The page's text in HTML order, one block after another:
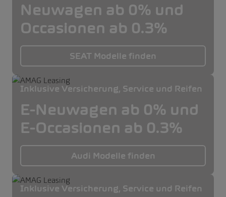
Neuwagen ab 0% und
Occasionen ab 0.3%
SEAT Modelle finden
Inklusive Versicherung, Service und Reifen
E-Neuwagen ab 0% und
E-Occasionen ab 0.3%
Audi Modelle finden
Inklusive Versicherung, Service und Reifen